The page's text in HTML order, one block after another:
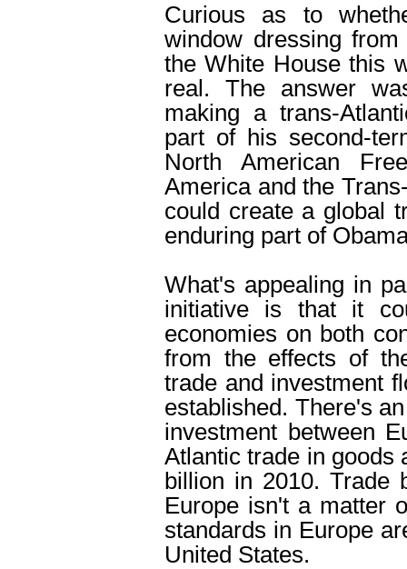
Curious as to
window dressing
the White House this
real. The answer
making a trans-
part of his second-
North American
America and the
could create a global
enduring part of
What's appealing in
initiative is that it
economies on both
from the effects of
trade and investment
established. There's
investment between
Atlantic trade in goods
billion in 2010. Trade
Europe isn't a matter
standards in Europe
United States.